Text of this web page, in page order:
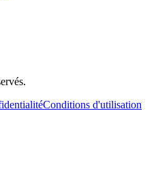
Conditions d'utilisation